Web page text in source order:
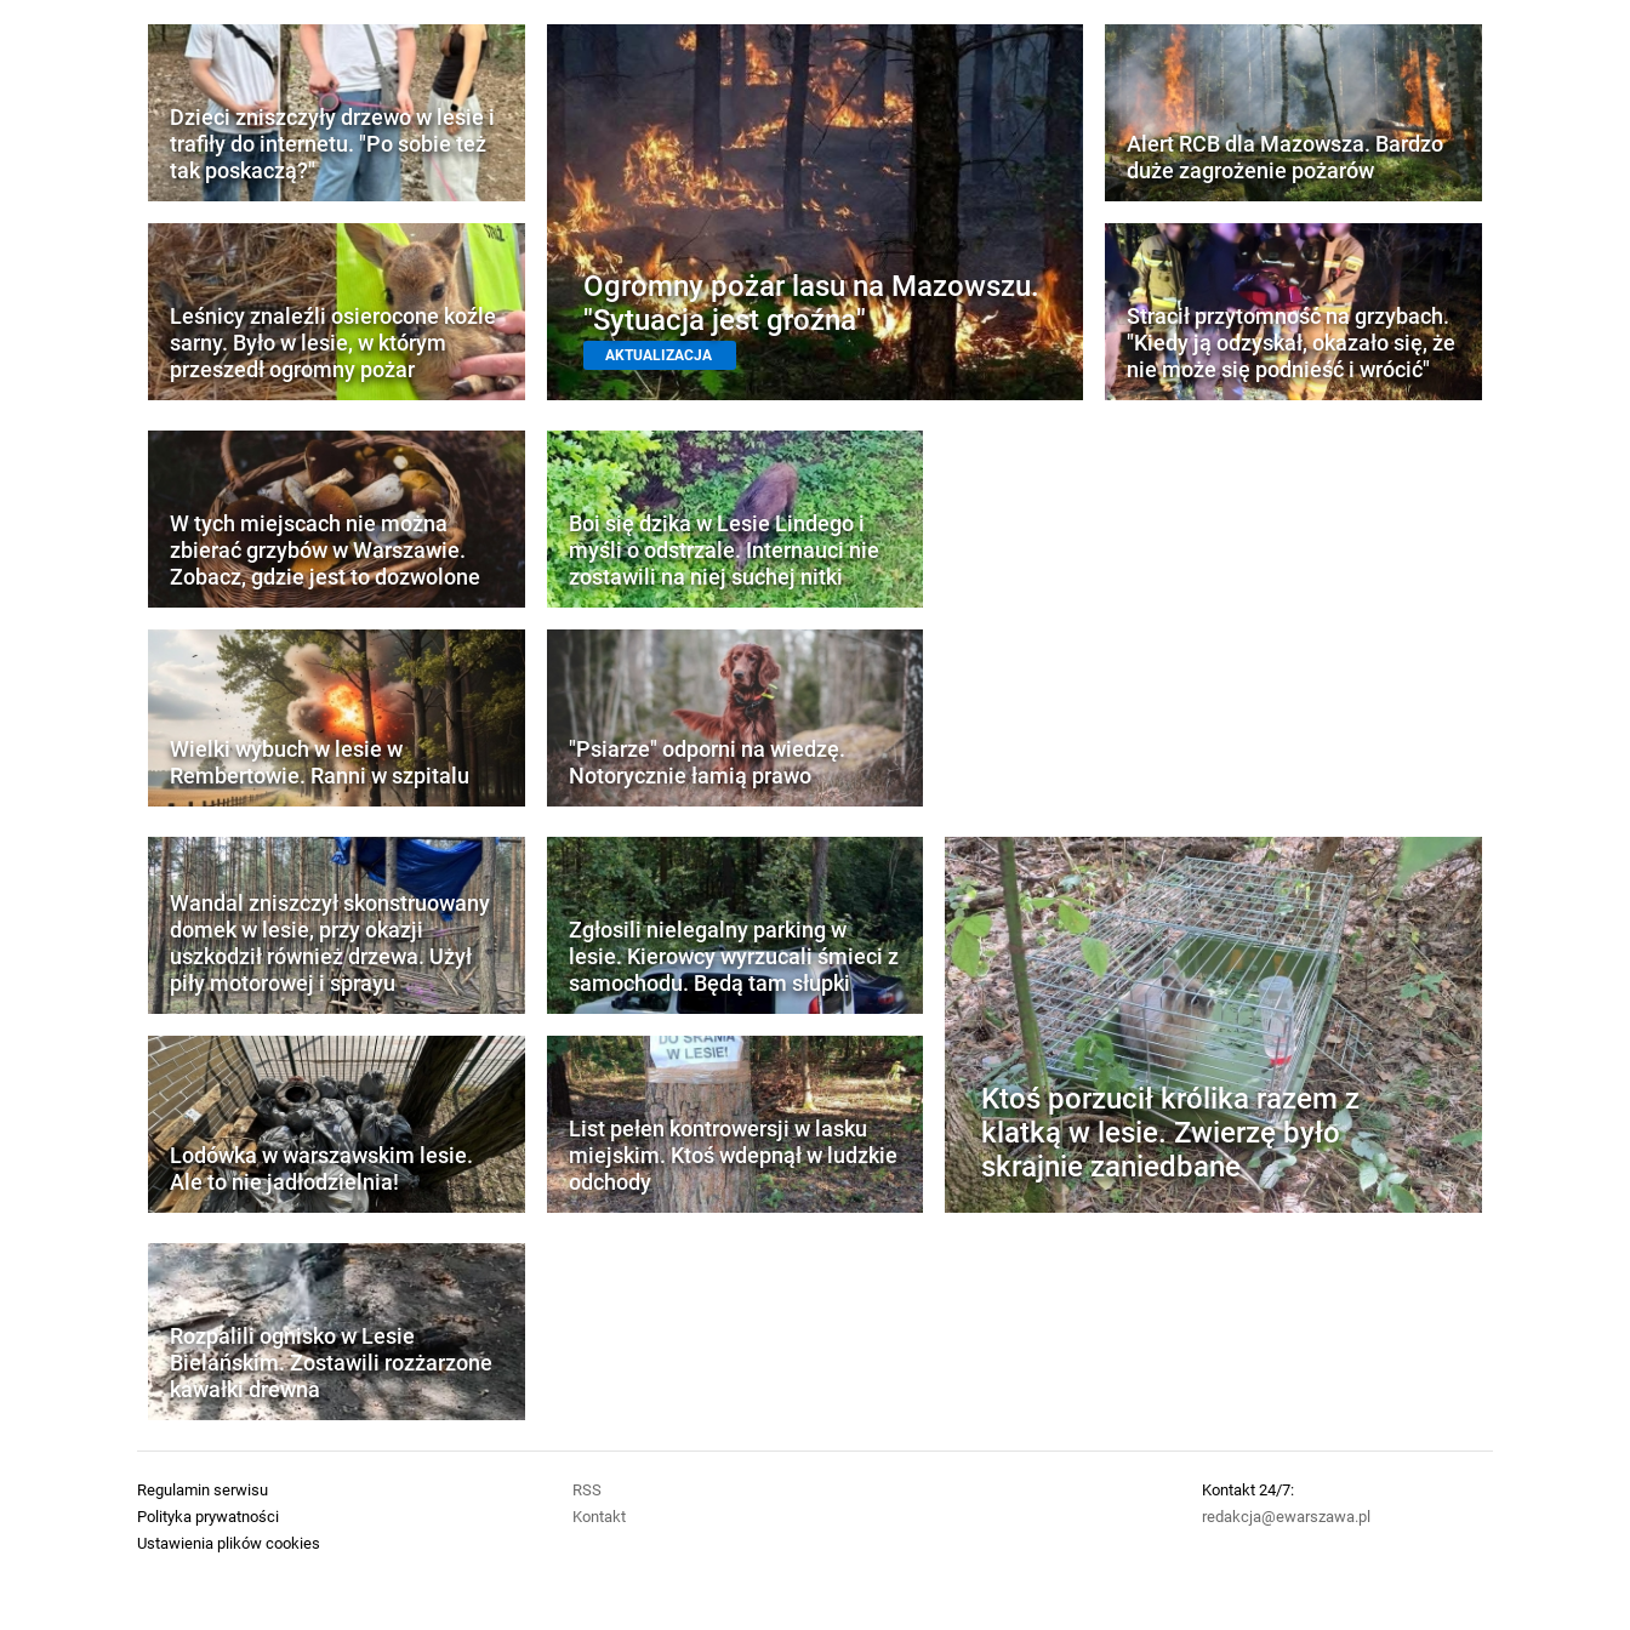
Dzieci zniszczyły drzewo w lesie i
trafiły do internetu. "Po sobie też
tak poskaczą?"
Leśnicy znaleźli osierocone koźle
sarny. Było w lesie, w którym
przeszedł ogromny pożar
Ogromny pożar lasu na Mazowszu.
"Sytuacja jest groźna"
AKTUALIZACJA
Alert RCB dla Mazowsza. Bardzo
duże zagrożenie pożarów
Stracił przytomność na grzybach.
"Kiedy ją odzyskał, okazało się, że
nie może się podnieść i wrócić"
W tych miejscach nie można
zbierać grzybów w Warszawie.
Zobacz, gdzie jest to dozwolone
Wielki wybuch w lesie w
Rembertowie. Ranni w szpitalu
Boi się dzika w Lesie Lindego i
myśli o odstrzale. Internauci nie
zostawili na niej suchej nitki
"Psiarze" odporni na wiedzę.
Notorycznie łamią prawo
Wandal zniszczył skonstruowany
domek w lesie, przy okazji
uszkodził również drzewa. Użył
piły motorowej i sprayu
Lodówka w warszawskim lesie.
Ale to nie jadłodzielnia!
Zgłosili nielegalny parking w
lesie. Kierowcy wyrzucali śmieci z
samochodu. Będą tam słupki
List pełen kontrowersji w lasku
miejskim. Ktoś wdepnął w ludzkie
odchody
Ktoś porzucił królika razem z
klatką w lesie. Zwierzę było
skrajnie zaniedbane
Rozpalili ognisko w Lesie
Bielańskim. Zostawili rozżarzone
kawałki drewna
Regulamin serwisu
Polityka prywatności
Ustawienia plików cookies
RSS
Kontakt
Kontakt 24/7:
redakcja@ewarszawa.pl